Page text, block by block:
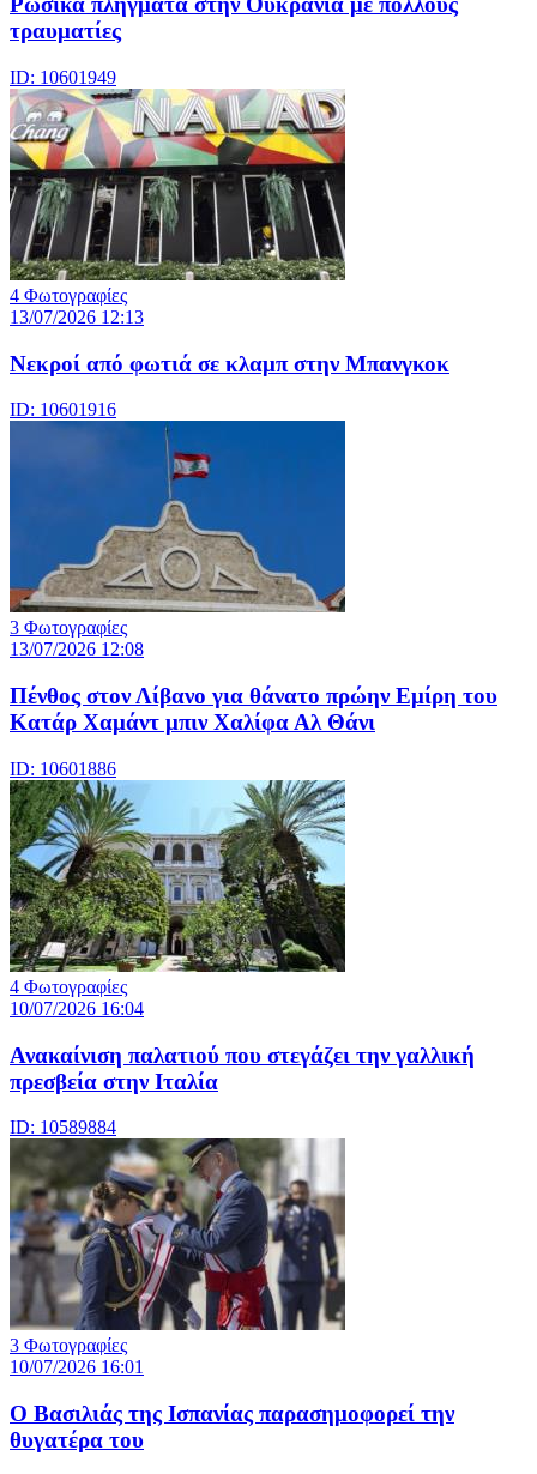
τραυματίες
ID: 10601949
4 Φωτογραφίες
13/07/2026 12:13
Νεκροί από φωτιά σε κλαμπ στην Μπανγκοκ
ID: 10601916
3 Φωτογραφίες
13/07/2026 12:08
Πένθος στον Λίβανο για θάνατο πρώην Εμίρη του
Κατάρ Χαμάντ μπιν Χαλίφα Αλ Θάνι
ID: 10601886
4 Φωτογραφίες
10/07/2026 16:04
Ανακαίνιση παλατιού που στεγάζει την γαλλική
πρεσβεία στην Ιταλία
ID: 10589884
3 Φωτογραφίες
10/07/2026 16:01
Ο Βασιλιάς της Ισπανίας παρασημοφορεί την
θυγατέρα του